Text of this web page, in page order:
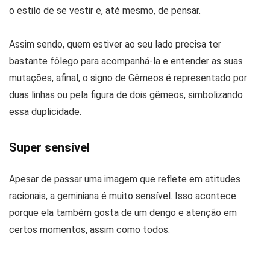
o estilo de se vestir e, até mesmo, de pensar.
Assim sendo, quem estiver ao seu lado precisa ter
bastante fôlego para acompanhá-la e entender as suas
mutações, afinal, o signo de Gêmeos é representado por
duas linhas ou pela figura de dois gêmeos, simbolizando
essa duplicidade.
Super sensível
Apesar de passar uma imagem que reflete em atitudes
racionais, a geminiana é muito sensível. Isso acontece
porque ela também gosta de um dengo e atenção em
certos momentos, assim como todos.